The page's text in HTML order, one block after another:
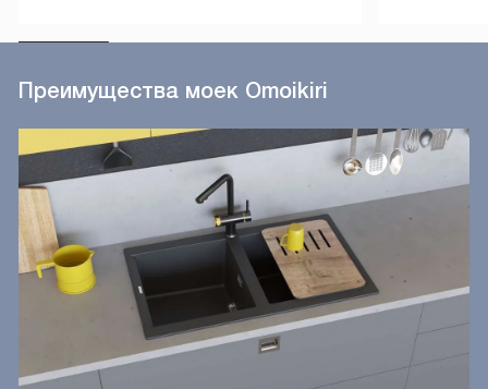
Преимущества моек Omoikiri